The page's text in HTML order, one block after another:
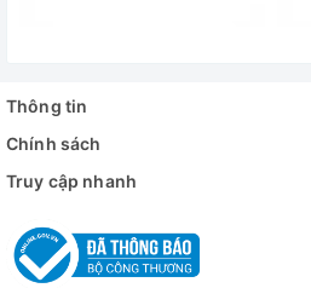
Thông tin
Chính sách
Truy cập nhanh